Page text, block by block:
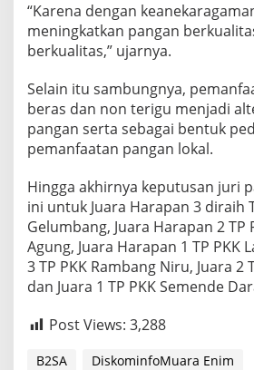
“Karena dengan
meningkatkan pangan
berkualitas,” ujarnya.
Selain itu sambungnya,
beras dan non terigu menjadi
pangan serta sebagai bentuk
pemanfaatan pangan lokal.
Hingga akhirnya keputusan juri
ini untuk Juara Harapan 3 diraih
Gelumbang, Juara Harapan 2 TP
Agung, Juara Harapan 1 TP PKK
3 TP PKK Rambang Niru, Juara 2
dan Juara 1 TP PKK Semende
Post Views: 3,288
B2SA
DiskominfoMuara Enim